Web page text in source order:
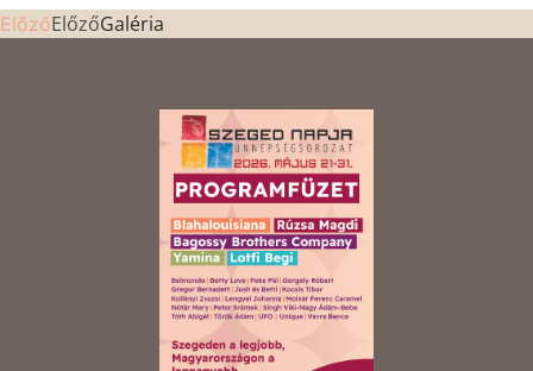
ElőzőElőzőGaléria